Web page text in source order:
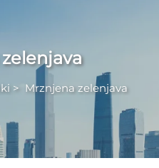
> Mrznjena zelenjava